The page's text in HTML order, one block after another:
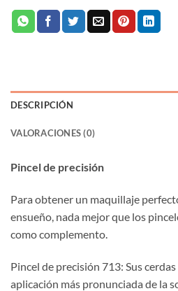
DESCRIPCIÓN
VALORACIONES (0)
Pincel de precisión
Para obtener un maquillaje
ensueño, nada mejor que los
como complemento.
Pincel de precisión 713: Sus
aplicación más pronunciada de la